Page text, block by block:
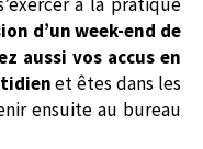
d’un week-end de
aussi vos accus en
et êtes dans les
ensuite au bureau